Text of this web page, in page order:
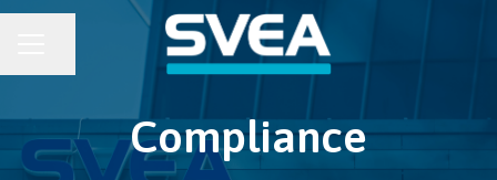
Compliance